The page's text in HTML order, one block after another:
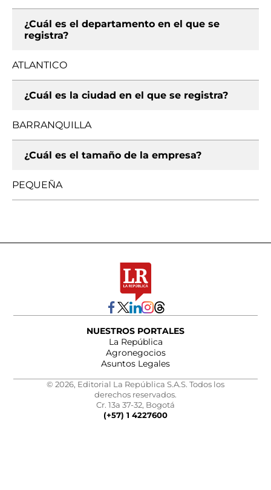
¿Cuál es el departamento en el que se
registra?
ATLANTICO
¿Cuál es la ciudad en el que se registra?
BARRANQUILLA
¿Cuál es el tamaño de la empresa?
PEQUEÑA
NUESTROS PORTALES
La República
Agronegocios
Asuntos Legales
© 2026, Editorial La República S.A.S. Todos los
derechos reservados.
Cr. 13a 37-32, Bogotá
(+57) 1 4227600